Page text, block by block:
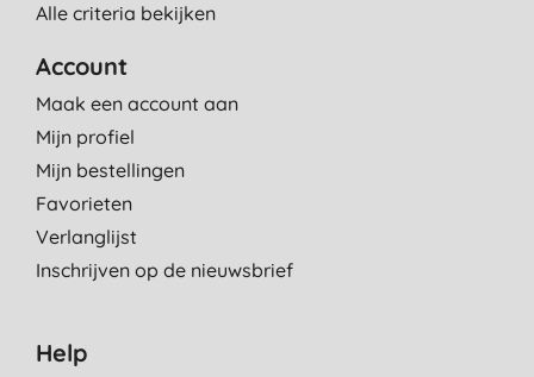
Alle criteria bekijken
Account
Maak een account aan
Mijn profiel
Mijn bestellingen
Favorieten
Verlanglijst
Inschrijven op de nieuwsbrief
Help